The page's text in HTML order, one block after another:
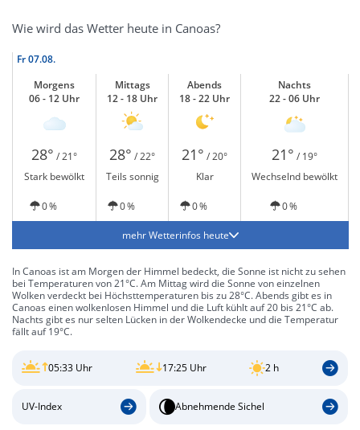
Wie wird das Wetter heute in Canoas?
Fr07.08.
Morgens
06 - 12 Uhr
Mittags
12 - 18 Uhr
Abends
18 - 22 Uhr
Nachts
22 - 06 Uhr
28° / 21° 28° / 22° 21° / 20° 21° / 19°
Stark bewölkt
Teils sonnig Klar Wechselnd bewölkt
0 % 0 % 0 % 0 %
mehr Wetterinfos heute
In Canoas ist am Morgen der Himmel bedeckt, die Sonne ist nicht zu sehen
bei Temperaturen von 21°C. Am Mittag wird die Sonne von einzelnen
Wolken verdeckt bei Höchsttemperaturen bis zu 28°C. Abends gibt es in
Canoas einen wolkenlosen Himmel und die Luft kühlt auf 20 bis 21°C ab.
Nachts gibt es nur selten Lücken in der Wolkendecke und die Temperatur
fällt auf 19°C.
05:33 Uhr 17:25 Uhr 2 h
UV-Index Abnehmende Sichel